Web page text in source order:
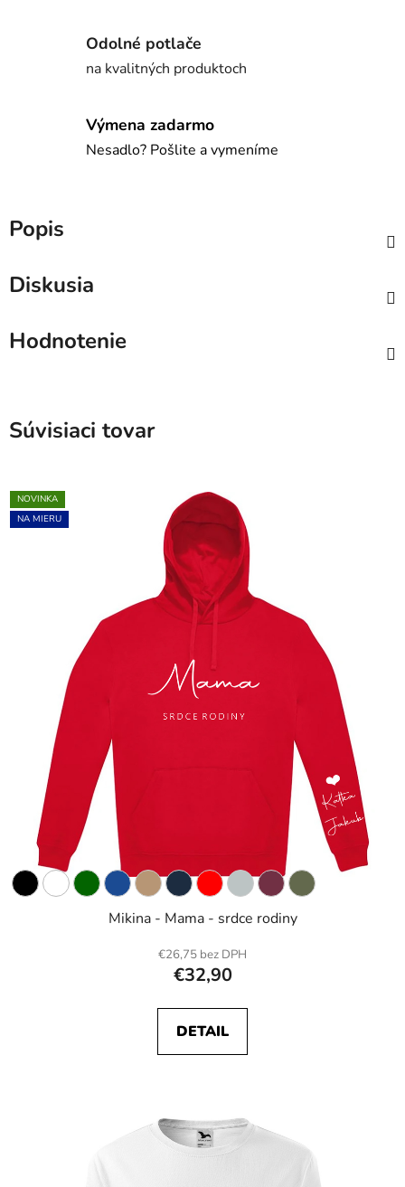
Odolné potlače
na kvalitných produktoch
Výmena zadarmo
Nesadlo? Pošlite a vymeníme
Popis
Diskusia
Hodnotenie
Súvisiaci tovar
NOVINKA
NA MIERU
Mikina - Mama - srdce rodiny
€26,75 bez DPH
€32,90
DETAIL